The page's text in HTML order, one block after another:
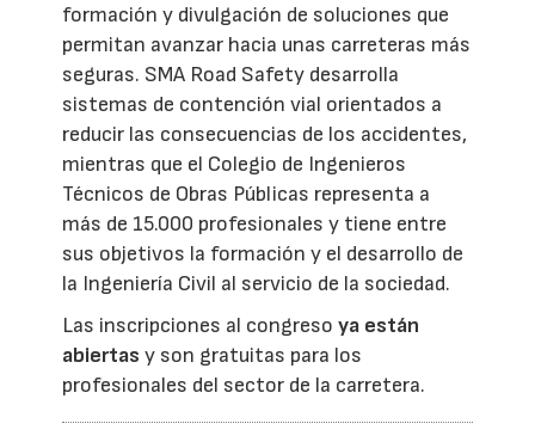
formación y divulgación de soluciones que
permitan avanzar hacia unas carreteras más
seguras. SMA Road Safety desarrolla
sistemas de contención vial orientados a
reducir las consecuencias de los accidentes,
mientras que el Colegio de Ingenieros
Técnicos de Obras Públicas representa a
más de 15.000 profesionales y tiene entre
sus objetivos la formación y el desarrollo de
la Ingeniería Civil al servicio de la sociedad.
Las inscripciones al congresoya están
abiertas y son gratuitas para los
profesionales del sector de la carretera.